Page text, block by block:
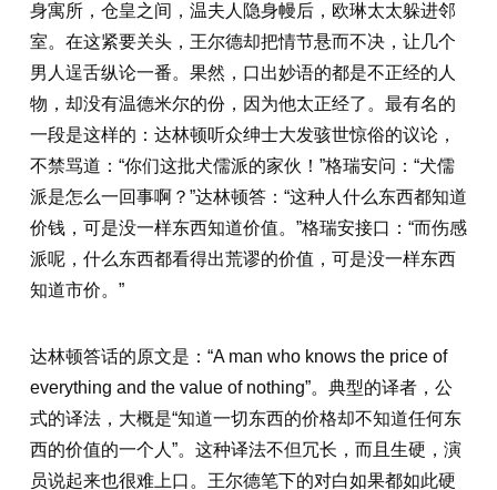
身寓所，仓皇之间，温夫人隐身幔后，欧琳太太躲进邻
室。在这紧要关头，王尔德却把情节悬而不决，让几个
男人逞舌纵论一番。果然，口出妙语的都是不正经的人
物，却没有温德米尔的份，因为他太正经了。最有名的
一段是这样的：达林顿听众绅士大发骇世惊俗的议论，
不禁骂道：“你们这批犬儒派的家伙！”格瑞安问：“犬儒
派是怎么一回事啊？”达林顿答：“这种人什么东西都知道
价钱，可是没一样东西知道价值。”格瑞安接口：“而伤感
派呢，什么东西都看得出荒谬的价值，可是没一样东西
知道市价。”
达林顿答话的原文是：“A man who knows the price of
everything and the value of nothing”。典型的译者，公
式的译法，大概是“知道一切东西的价格却不知道任何东
西的价值的一个人”。这种译法不但冗长，而且生硬，演
员说起来也很难上口。王尔德笔下的对白如果都如此硬